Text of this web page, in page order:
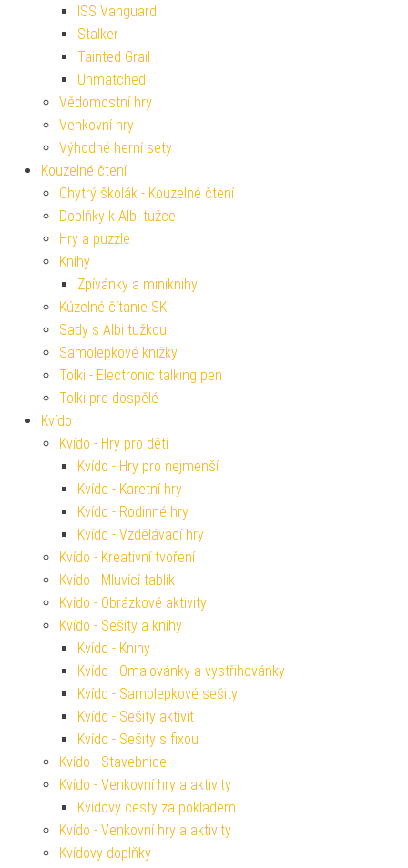
ISS Vanguard
Stalker
Tainted Grail
Unmatched
Vědomostní hry
Venkovní hry
Výhodné herní sety
Kouzelné čtení
Chytrý školák - Kouzelné čtení
Doplňky k Albi tužce
Hry a puzzle
Knihy
Zpívánky a miniknihy
Kúzelné čítanie SK
Sady s Albi tužkou
Samolepkové knížky
Tolki - Electronic talking pen
Tolki pro dospělé
Kvído
Kvído - Hry pro děti
Kvído - Hry pro nejmenší
Kvído - Karetní hry
Kvído - Rodinné hry
Kvído - Vzdělávací hry
Kvído - Kreativní tvoření
Kvído - Mluvící tablík
Kvído - Obrázkové aktivity
Kvído - Sešity a knihy
Kvído - Knihy
Kvído - Omalovánky a vystřihovánky
Kvído - Samolepkové sešity
Kvído - Sešity aktivit
Kvído - Sešity s fixou
Kvído - Stavebnice
Kvído - Venkovní hry a aktivity
Kvídovy cesty za pokladem
Kvído - Venkovní hry a aktivity
Kvídovy doplňky